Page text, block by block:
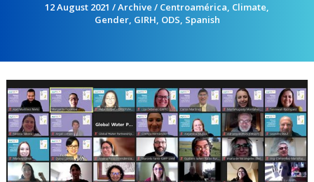
12 August 2021 /Archive / Centroamérica, Climate,
Gender, GIRH, ODS, Spanish